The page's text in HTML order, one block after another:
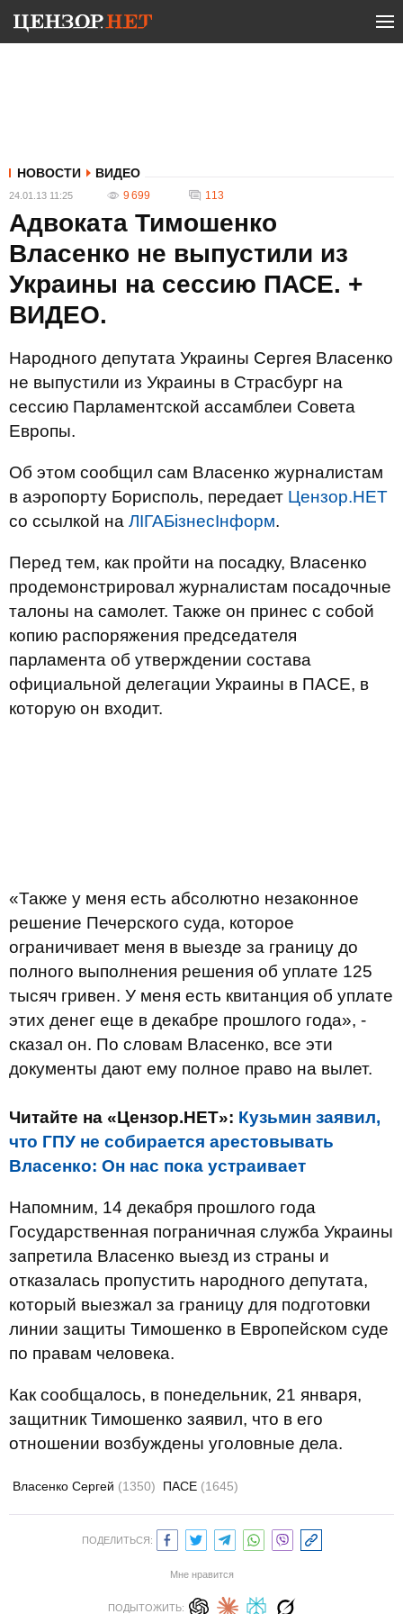
НОВОСТИ ВИДЕО
24.01.13 11:25 9 699 113
Адвоката Тимошенко
Власенко не выпустили из
Украины на сессию ПАСЕ. +
ВИДЕО.
Народного депутата Украины Сергея Власенко
не выпустили из Украины в Страсбург на
сессию Парламентской ассамблеи Совета
Европы.
Об этом сообщил сам Власенко журналистам
в аэропорту Борисполь, передает Цензор.НЕТ
со ссылкой на ЛІГАБізнесІнформ.
Перед тем, как пройти на посадку, Власенко
продемонстрировал журналистам посадочные
талоны на самолет. Также он принес с собой
копию распоряжения председателя
парламента об утверждении состава
официальной делегации Украины в ПАСЕ, в
которую он входит.
«Также у меня есть абсолютно незаконное
решение Печерского суда, которое
ограничивает меня в выезде за границу до
полного выполнения решения об уплате 125
тысяч гривен. У меня есть квитанция об уплате
этих денег еще в декабре прошлого года», -
сказал он. По словам Власенко, все эти
документы дают ему полное право на вылет.
Читайте на «Цензор.НЕТ»: Кузьмин заявил,
что ГПУ не собирается арестовывать
Власенко: Он нас пока устраивает
Напомним, 14 декабря прошлого года
Государственная пограничная служба Украины
запретила Власенко выезд из страны и
отказалась пропустить народного депутата,
который выезжал за границу для подготовки
линии защиты Тимошенко в Европейском суде
по правам человека.
Как сообщалось, в понедельник, 21 января,
защитник Тимошенко заявил, что в его
отношении возбуждены уголовные дела.
Власенко Сергей (1350) ПАСЕ (1645)
ПОДЕЛИТЬСЯ:
Мне нравится
ПОДЫТОЖИТЬ: